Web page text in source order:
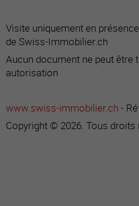
Visite uniquement en
de Swiss-Immobilier.ch
Aucun document ne peut être
autorisation
www.swiss-immobilier.ch -
Copyright © 2026. Tous droits